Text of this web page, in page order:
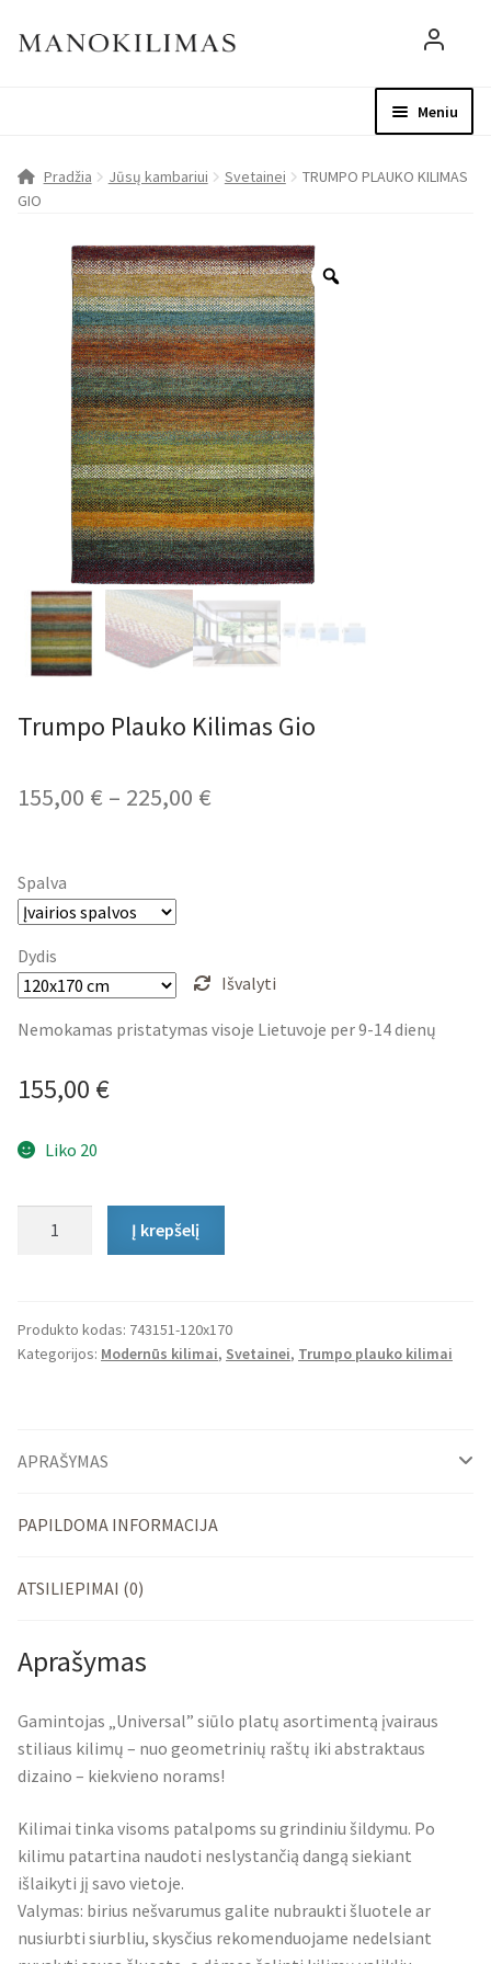
Meniu
Patarimai
Apie mus
Paskyra
Pradžia Jūsų kambariui Svetainei
TRUMPO PLAUKO KILIMAS
GIO
Trumpo Plauko Kilimas Gio
155,00 € – 225,00 €
Spalva
Dydis
Išvalyti
Nemokamas pristatymas visoje Lietuvoje per 9-14 dienų
155,00 €
Liko 20
Kilimas
Gio
Į krepšelį
Produkto kodas: 743151-120x170
Kategorijos: Modernūs kilimai, Svetainei, Trumpo plauko kilimai
APRAŠYMAS
PAPILDOMA INFORMACIJA
ATSILIEPIMAI (0)
Aprašymas
Gamintojas „Universal” siūlo platų asortimentą įvairaus
stiliaus kilimų – nuo geometrinių raštų iki abstraktaus
dizaino – kiekvieno norams!
Kilimai tinka visoms patalpoms su grindiniu šildymu. Po
kilimu patartina naudoti neslystančią dangą siekiant
išlaikyti jį savo vietoje.
Valymas: birius nešvarumus galite nubraukti šluotele ar
nusiurbti siurbliu, skysčius rekomenduojame nedelsiant